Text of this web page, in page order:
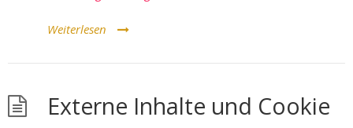
Weiterlesen
Externe Inhalte und Cookie